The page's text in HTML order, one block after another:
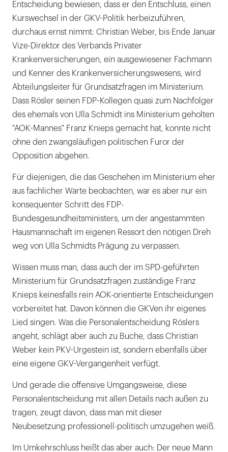
Entscheidung bewiesen, dass er den Entschluss, einen
Kurswechsel in der GKV-Politik herbeizuführen,
durchaus ernst nimmt: Christian Weber, bis Ende Januar
Vize-Direktor des Verbands Privater
Krankenversicherungen, ein ausgewiesener Fachmann
und Kenner des Krankenversicherungswesens, wird
Abteilungsleiter für Grundsatzfragen im Ministerium.
Dass Rösler seinen FDP-Kollegen quasi zum Nachfolger
des ehemals von Ulla Schmidt ins Ministerium geholten
"AOK-Mannes" Franz Knieps gemacht hat, konnte nicht
ohne den zwangsläufigen politischen Furor der
Opposition abgehen.
Für diejenigen, die das Geschehen im Ministerium eher
aus fachlicher Warte beobachten, war es aber nur ein
konsequenter Schritt des FDP-
Bundesgesundheitsministers, um der angestammten
Hausmannschaft im eigenen Ressort den nötigen Dreh
weg von Ulla Schmidts Prägung zu verpassen.
Wissen muss man, dass auch der im SPD-geführten
Ministerium für Grundsatzfragen zuständige Franz
Knieps keinesfalls rein AOK-orientierte Entscheidungen
vorbereitet hat. Davon können die GKVen ihr eigenes
Lied singen. Was die Personalentscheidung Röslers
angeht, schlägt aber auch zu Buche, dass Christian
Weber kein PKV-Urgestein ist, sondern ebenfalls über
eine eigene GKV-Vergangenheit verfügt.
Und gerade die offensive Umgangsweise, diese
Personalentscheidung mit allen Details nach außen zu
tragen, zeugt davon, dass man mit dieser
Neubesetzung professionell-politisch umzugehen weiß.
Im Umkehrschluss heißt das aber auch: Der neue Mann